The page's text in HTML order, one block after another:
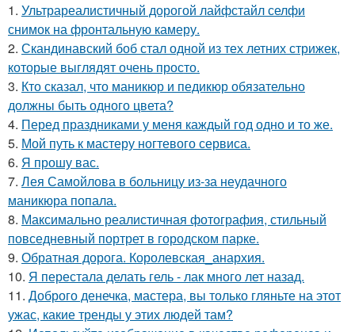
1. Ультрареалистичный дорогой лайфстайл селфи
снимок на фронтальную камеру.
2. Скандинавский боб стал одной из тех летних стрижек,
которые выглядят очень просто.
3. Кто сказал, что маникюр и педикюр обязательно
должны быть одного цвета?
4. Перед праздниками у меня каждый год одно и то же.
5. Мой путь к мастеру ногтевого сервиса.
6. Я прошу вас.
7. Лея Самойлова в больницу из-за неудачного
маникюра попала.
8. Максимально реалистичная фотография, стильный
повседневный портрет в городском парке.
9. Обратная дорога. Королевская_анархия.
10. Я перестала делать гель - лак много лет назад.
11. Доброго денечка, мастера, вы только гляньте на этот
ужас, какие тренды у этих людей там?